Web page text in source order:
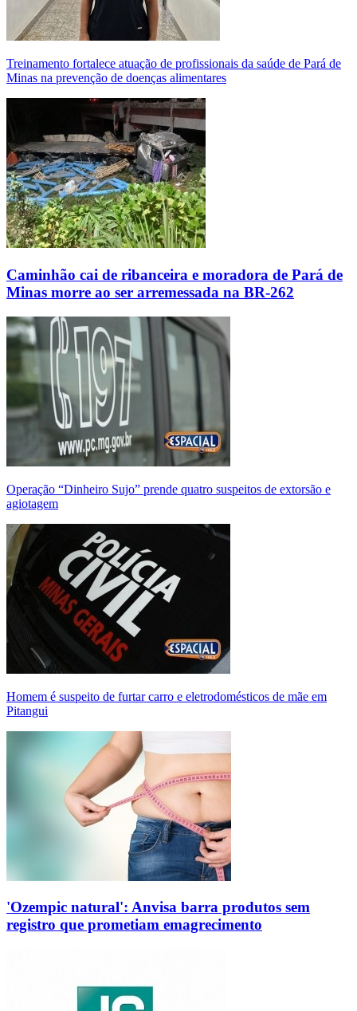
Treinamento fortalece atuação de profissionais da saúde de Pará de
Minas na prevenção de doenças alimentares
Caminhão cai de ribanceira e moradora de Pará de
Minas morre ao ser arremessada na BR-262
Operação “Dinheiro Sujo” prende quatro suspeitos de extorsão e
agiotagem
Homem é suspeito de furtar carro e eletrodomésticos de mãe em
Pitangui
'Ozempic natural': Anvisa barra produtos sem
registro que prometiam emagrecimento